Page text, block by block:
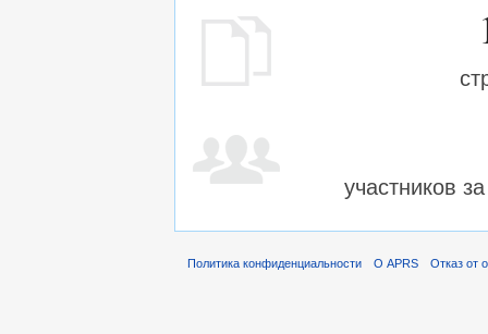
участников
Политика конфиденциальности О APRS Отказ от